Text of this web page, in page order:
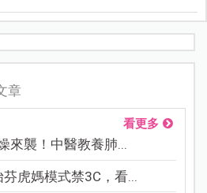
章
看更多
來襲！中醫教養肺...
虎媽模式禁3C，看...